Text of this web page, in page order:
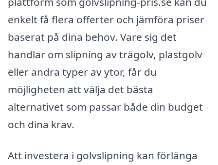
enkelt få flera offerter och jämföra priser
baserat på dina behov. Vare sig det
handlar om slipning av trägolv, plastgolv
eller andra typer av ytor, får du
möjligheten att välja det bästa
alternativet som passar både din budget
och dina krav.
Att investera i golvslipning kan förlänga